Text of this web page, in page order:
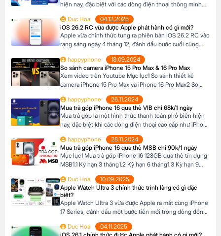
hiện nay, đặc biệt với các dòng điện thoại thông minh
cao cấp như iPhone 16, khi mức giá khá cao vượt ngoài
khả năng tài chính tức thời của nhiều người Tại Happy
Phone, khách hàng có thể lựa chọn chương trình trả […]
Duc Hoa
04.12.2025
iOS 26.2 RC vừa được Apple phát hành có gì mới?
Apple vừa chính thức tung ra phiên bản iOS 26.2 RC vào
rạng sáng ngày 4 tháng 12, đánh dấu bước cuối cùng
Phiên bản này mang đến một số cải tiến thú vị, tập trung
vào việc nâng cao trải nghiệm người dùng […]
happyphone
13.09.2024
So sánh camera iPhone 15 Pro Max & 16 Pro Max
Xem video trên Youtube Mục lục1 So sánh thiết kế
camera iPhone 15 Pro Max và iPhone 16 Pro Max2 So
So sánh khả năng quay video của iPhone 15 Pro Max và
iPhone 16 Pro Max4 Nút Camera control trên iPhone 16
Pro […]
happyphone
26.11.2024
Mua trả góp iPhone 16 qua thẻ VIB chỉ 68k/1 ngày
Mua trả góp là một hình thức thanh toán phổ biến hiện
nay, đặc biệt khi các dòng điện thoại cao cấp như iPhone
đủ điều kiện tài chính để thanh toán một lần. Tại Happy
Phone, chương trình trả góp iPhone 16 […]
happyphone
28.11.2024
Mua trả góp iPhone 16 qua thẻ MSB chỉ 90k/1 ngày
Mục lục1 Mua trả góp iPhone 16 128GB qua thẻ tín dụng
MSB1.1 Kỳ hạn 3 tháng1.2 Kỳ hạn 6 tháng1.3 Kỳ hạn 9
tháng1.4 Kỳ hạn 12 tháng Mua trả góp iPhone 16 128GB
qua thẻ tín dụng MSB Đừng bỏ lỡ cơ hội sở hữu iPhone
16 128GB với mức giá hấp dẫn […]
Duc Hoa
10.09.2025
Apple Watch Ultra 3 chính thức trình làng có gì đặc
biệt?
Apple Watch Ultra 3 vừa được Apple ra mắt cùng iPhone
17 Series, đánh dấu một bước tiến mới trong dòng đồng
hồ thông minh dành cho những ai đam mê thể thao và
phiêu lưu. Với thiết kế chắc chắn, tính năng theo dõi sức
Duc Hoa
04.11.2025